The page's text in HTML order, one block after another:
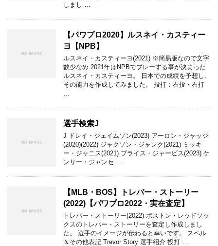
しまし …
【パワプロ2020】ルスネイ・カスティー
ヨ【NPB】
ルスネイ・カスティーヨ(2021) ※簡易版なので文字
数少なめ 2021年はNPBでプレーする事が決まった
ルスネイ・カスティーヨ。 日本での成績を予想し、
その能力を作成してみました。 投打：右投・右打
…
選手検索J
J ドレイ・ジェイムソン(2023) アーロン・ジャッジ
(2020)(2022) ジャクソン・ジャンク(2021) ミッキ
ー・ジャニス(2021) ブライス・ジャービス(2023) ケ
ンリー・ジャンセ …
【MLB・BOS】トレバー・ストーリー
(2022)【パワプロ2022・実在査定】
トレバー・ストーリー(2022) ボストン・レッドソッ
クスのトレバー・ストーリーを査定し作成しまし
た。 選手のイメージが伝わると幸いです。 スペル
＆その他表記 Trevor Story 選手紹介 投打 …